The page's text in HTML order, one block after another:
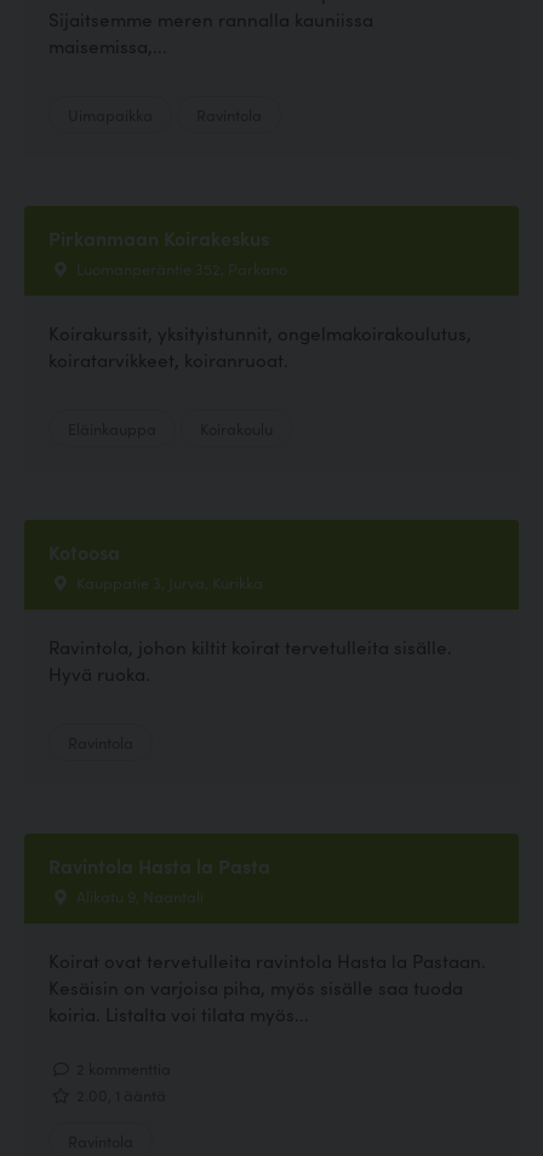
Sijaitsemme meren rannalla kauniissa
maisemissa,...
Pirkanmaan Koirakeskus
Luomanperäntie 352, Parkano
Koirakurssit, yksityistunnit, ongelmakoirakoulutus,
koiratarvikkeet, koiranruoat.
Kotoosa
Kauppatie 3, Jurva, Kurikka
Ravintola, johon kiltit koirat tervetulleita sisälle.
Hyvä ruoka.
Ravintola Hasta la Pasta
Alikatu 9, Naantali
Koirat ovat tervetulleita ravintola Hasta la Pastaan.
Kesäisin on varjoisa piha, myös sisälle saa tuoda
koiria. Listalta voi tilata myös...